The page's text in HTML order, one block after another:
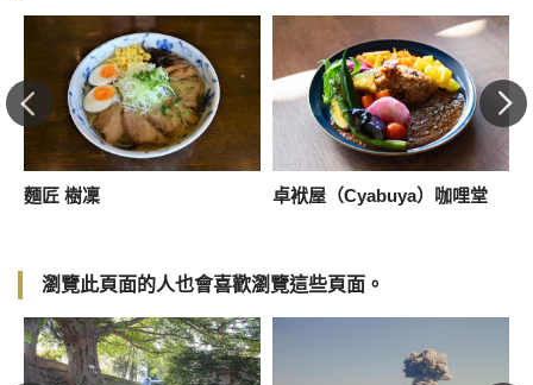
麵匠 樹凜 卓袱屋（Cyabuya）咖哩堂
瀏覽此頁面的人也會喜歡瀏覽這些頁面。